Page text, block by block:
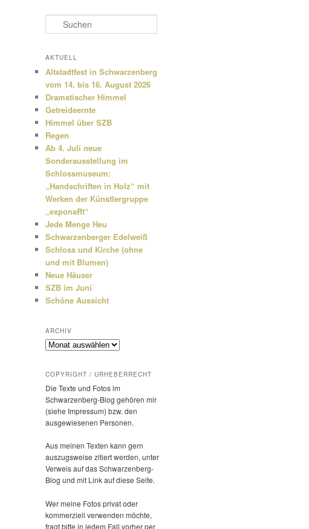
u
h
n
AKTUELL
Altstadtfest in Schwarzenberg
vom 14. bis 16. August 2026
Dramatischer Himmel
Getreideernte
Himmel über SZB
Regen
Ab 4. Juli neue
Sonderausstellung im
Schlossmuseum:
„Handschriften in Holz“ mit
Werken der Künstlergruppe
„exponaRt“
Jede Menge Heu
Schwarzenberger Edelweiß
Schloss und Kirche (ohne
und mit Blumen)
Neue Häuser
SZB im Juni
Schöne Aussicht
ARCHIV
Archiv
COPYRIGHT / URHEBERRECHT
Die Texte und Fotos im
Schwarzenberg-Blog gehören mir
(siehe Impressum) bzw. den
ausge­wie­senen Personen.
Aus meinen Texten kann gern
auszugs­weise zitiert werden, unter
Verweis auf das Schwarzenberg-
Blog und mit Link auf diese Seite.
Wer meine Fotos privat oder
kommer­ziell verwenden möchte,
fragt bitte in jedem Fall vorher per